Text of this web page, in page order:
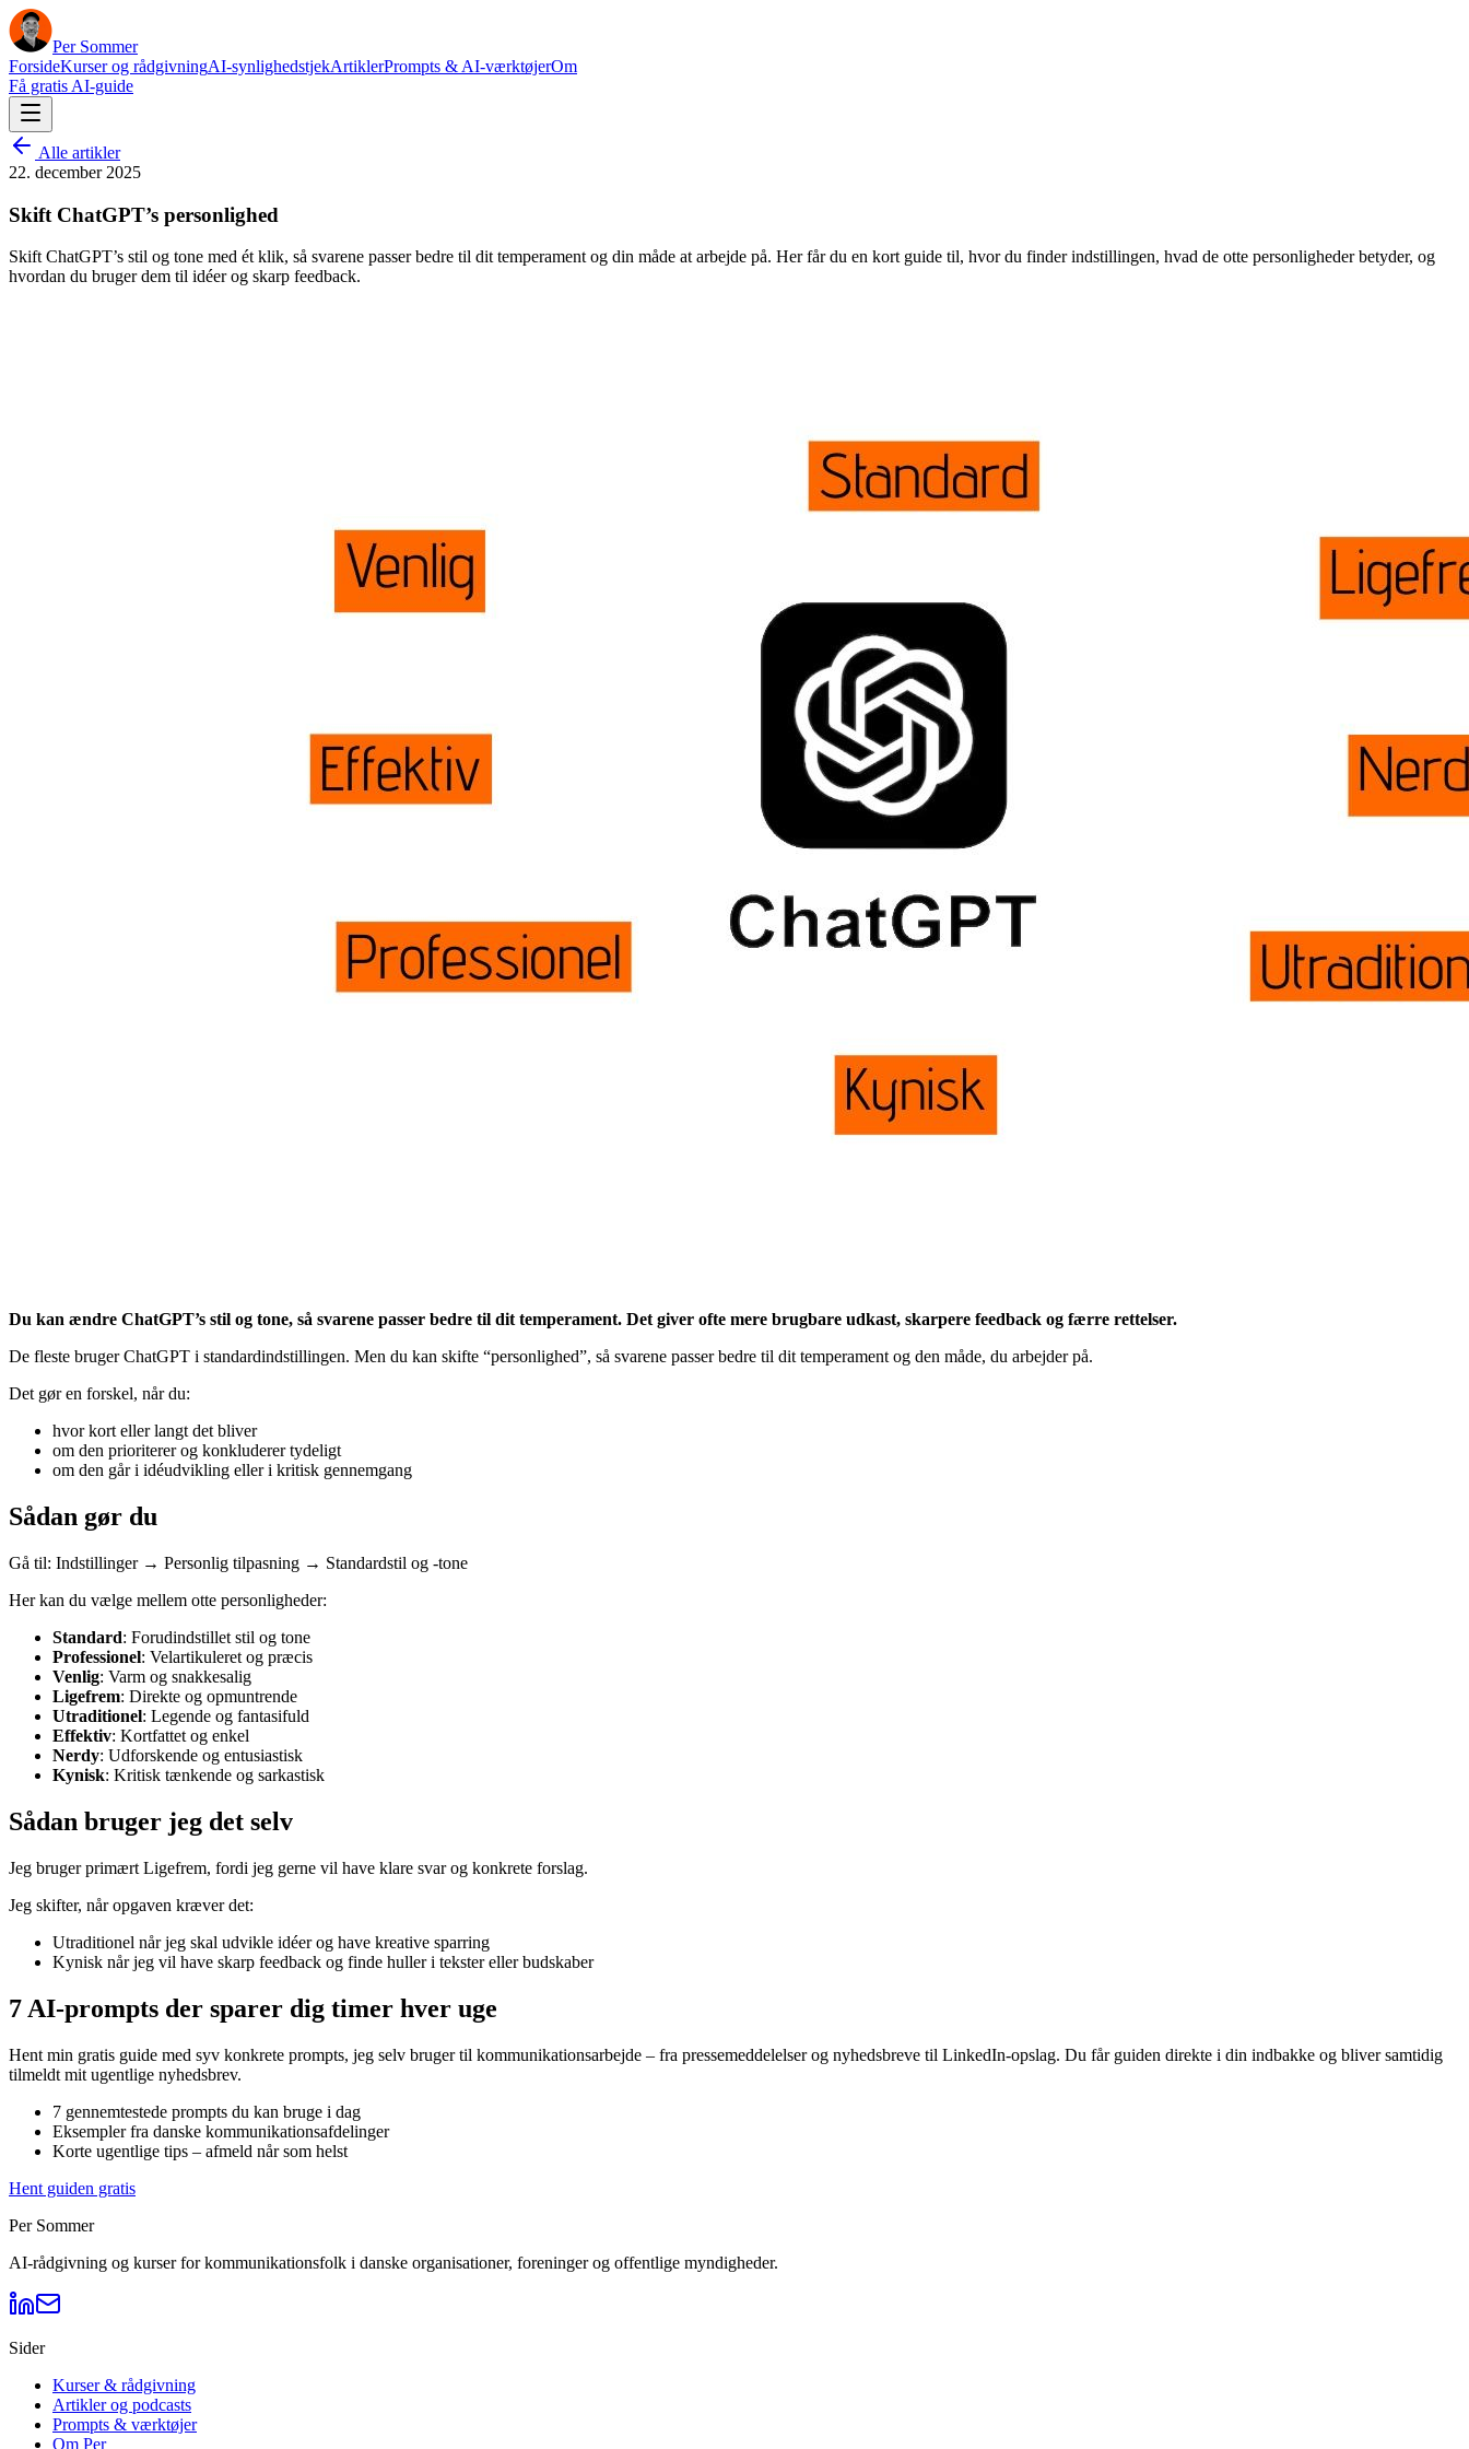
Per Sommer
ForsideKurser og rådgivningAI-synlighedstjekArtiklerPrompts & AI-værktøjerOm
Få gratis AI-guide
Alle artikler
22. december 2025
Skift ChatGPT’s personlighed
Skift ChatGPT’s stil og tone med ét klik, så svarene passer bedre til dit temperament og din måde at arbejde på. Her får du en kort guide til, hvor du finder indstillingen, hvad de otte personligheder betyder, og
hvordan du bruger dem til idéer og skarp feedback.
Du kan ændre ChatGPT’s stil og tone, så svarene passer bedre til dit temperament. Det giver ofte mere brugbare udkast, skarpere feedback og færre rettelser.
De fleste bruger ChatGPT i standardindstillingen. Men du kan skifte “personlighed”, så svarene passer bedre til dit temperament og den måde, du arbejder på.
Det gør en forskel, når du:
hvor kort eller langt det bliver
om den prioriterer og konkluderer tydeligt
om den går i idéudvikling eller i kritisk gennemgang
Sådan gør du
Gå til: Indstillinger → Personlig tilpasning → Standardstil og -tone
Her kan du vælge mellem otte personligheder:
Standard: Forudindstillet stil og tone
Professionel: Velartikuleret og præcis
Venlig: Varm og snakkesalig
Ligefrem: Direkte og opmuntrende
Utraditionel: Legende og fantasifuld
Effektiv: Kortfattet og enkel
Nerdy: Udforskende og entusiastisk
Kynisk: Kritisk tænkende og sarkastisk
Sådan bruger jeg det selv
Jeg bruger primært Ligefrem, fordi jeg gerne vil have klare svar og konkrete forslag.
Jeg skifter, når opgaven kræver det:
Utraditionel når jeg skal udvikle idéer og have kreative sparring
Kynisk når jeg vil have skarp feedback og finde huller i tekster eller budskaber
7 AI-prompts der sparer dig timer hver uge
Hent min gratis guide med syv konkrete prompts, jeg selv bruger til kommunikationsarbejde – fra pressemeddelelser og nyhedsbreve til LinkedIn-opslag. Du får guiden direkte i din indbakke og bliver samtidig
tilmeldt mit ugentlige nyhedsbrev.
7 gennemtestede prompts du kan bruge i dag
Eksempler fra danske kommunikationsafdelinger
Korte ugentlige tips – afmeld når som helst
Hent guiden gratis
Per Sommer
AI-rådgivning og kurser for kommunikationsfolk i danske organisationer, foreninger og offentlige myndigheder.
Sider
Kurser & rådgivning
Artikler og podcasts
Prompts & værktøjer
Om Per